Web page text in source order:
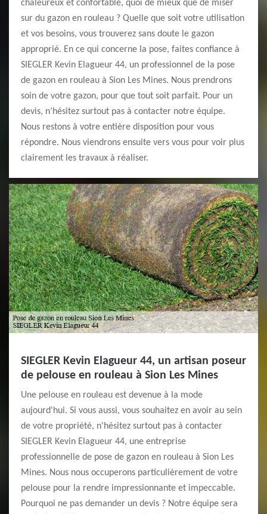
chaleureux et confortable, quoi de mieux que de miser
sur du gazon en rouleau ? Quelle que soit votre utilisation
et vos besoins, vous trouverez sans doute le gazon
approprié. En ce qui concerne la pose, faites confiance à
SIEGLER Kevin Elagueur 44, un professionnel de la pose
de gazon en rouleau à Sion Les Mines. Nous prendrons
soin de votre gazon, pour que tout soit parfait. Pour un
devis, n’hésitez surtout pas à contacter notre équipe.
Nous restons à votre entière disposition pour vous
répondre. Nous viendrons ensuite vers vous pour voir plus
clairement les travaux à réaliser.
SIEGLER Kevin Elagueur 44, un artisan poseur
de pelouse en rouleau à Sion Les Mines
Une pelouse en rouleau est devenue à la mode
aujourd'hui. Si vous aussi, vous souhaitez en avoir au sein
de votre propriété, n'hésitez surtout pas à contacter
SIEGLER Kevin Elagueur 44, une entreprise
professionnelle de pose de gazon en rouleau à Sion Les
Mines. Nous nous occuperons particulièrement de votre
pelouse pour la rendre impressionnante et impeccable.
Pourquoi ne pas demander un devis ? Notre équipe sera